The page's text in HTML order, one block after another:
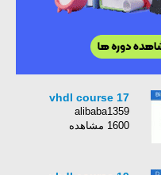
vhdl course 17
alibaba1359
1600 مشاهده